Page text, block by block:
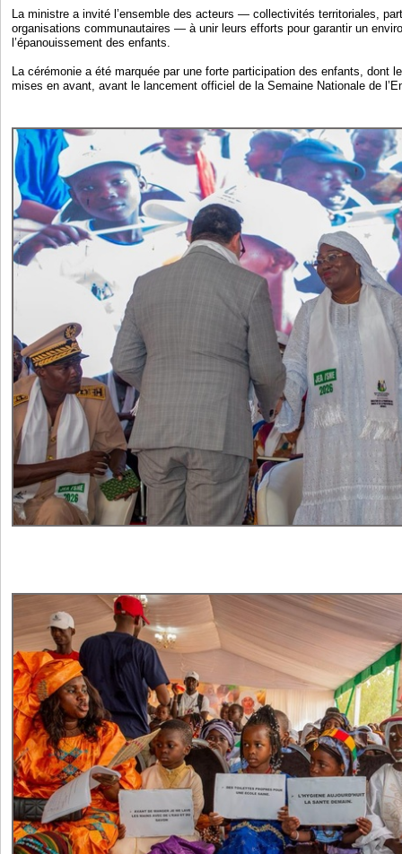
La ministre a invité l’ensemble des acteurs — collectivités territoriales,
organisations communautaires — à unir leurs efforts pour garantir un
l’épanouissement des enfants.
La cérémonie a été marquée par une forte participation des enfants, dont
mises en avant, avant le lancement officiel de la Semaine Nationale de